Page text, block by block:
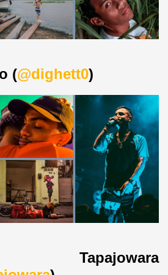
(@dighett0)
Tapajowara